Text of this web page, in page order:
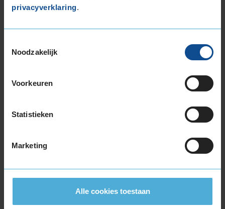
privacyverklaring.
Noodzakelijk
Voorkeuren
Statistieken
Marketing
Alle cookies toestaan
235/55R19 101V
235/55R19 101V RUNFLAT
235/55R19 105W EXTRALOAD
235/60R19 107V EXTRALOAD
255/50R19 103Y
255/55R19 111V EXTRALOAD
265/50R19 110Y EXTRALOAD